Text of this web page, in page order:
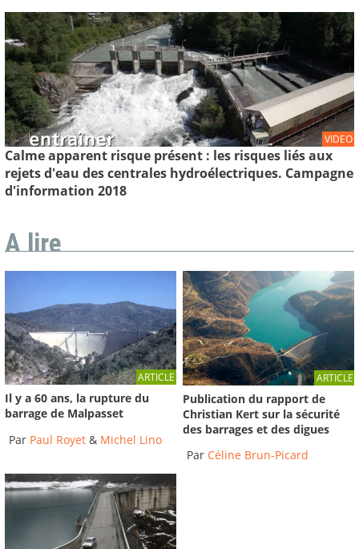
VIDEO
Calme apparent risque présent : les risques liés aux
rejets d'eau des centrales hydroélectriques. Campagne
d'information 2018
A lire
ARTICLE
Il y a 60 ans, la rupture du
barrage de Malpasset
Par Paul Royet & Michel Lino
ARTICLE
Publication du rapport de
Christian Kert sur la sécurité
des barrages et des digues
Par Céline Brun-Picard